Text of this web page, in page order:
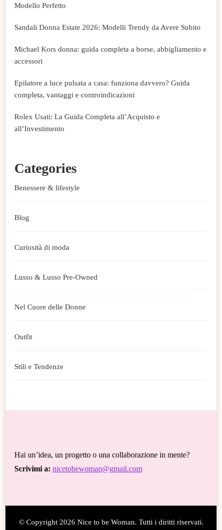
Modello Perfetto
Sandali Donna Estate 2026: Modelli Trendy da Avere Subito
Michael Kors donna: guida completa a borse, abbigliamento e
accessori
Epilatore a luce pulsata a casa: funziona davvero? Guida
completa, vantaggi e controindicazioni
Rolex Usati: La Guida Completa all’Acquisto e
all’Investimento
Categories
Benessere & lifestyle
Blog
Curiosità di moda
Lusso & Lusso Pre-Owned
Nel Cuore delle Donne
Outfit
Stili e Tendenze
Hai un’idea, un progetto o una collaborazione in mente?
Scrivimi a: nicetobewoman@gmail.com
© Copyright 2026 Nice to be Woman. Tutti i diritti riservati.